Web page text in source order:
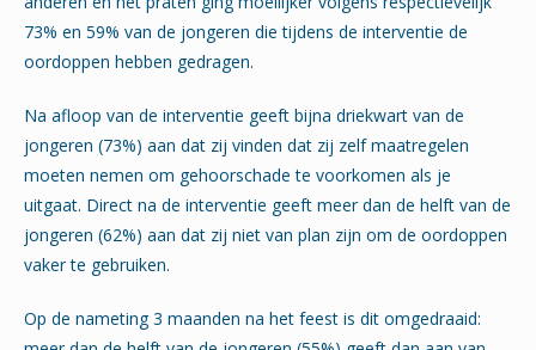
73% en 59% van de jongeren die tijdens de interventie de
oordoppen hebben gedragen.
Na afloop van de interventie geeft bijna driekwart van de
jongeren (73%) aan dat zij vinden dat zij zelf maatregelen
moeten nemen om gehoorschade te voorkomen als je
uitgaat. Direct na de interventie geeft meer dan de helft van de
jongeren (62%) aan dat zij niet van plan zijn om de oordoppen
vaker te gebruiken.
Op de nameting 3 maanden na het feest is dit omgedraaid: